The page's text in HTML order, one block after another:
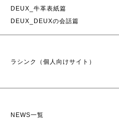
DEUX_牛革表紙篇
DEUX_DEUXの会話篇
ラシンク（個人向けサイト）
NEWS一覧